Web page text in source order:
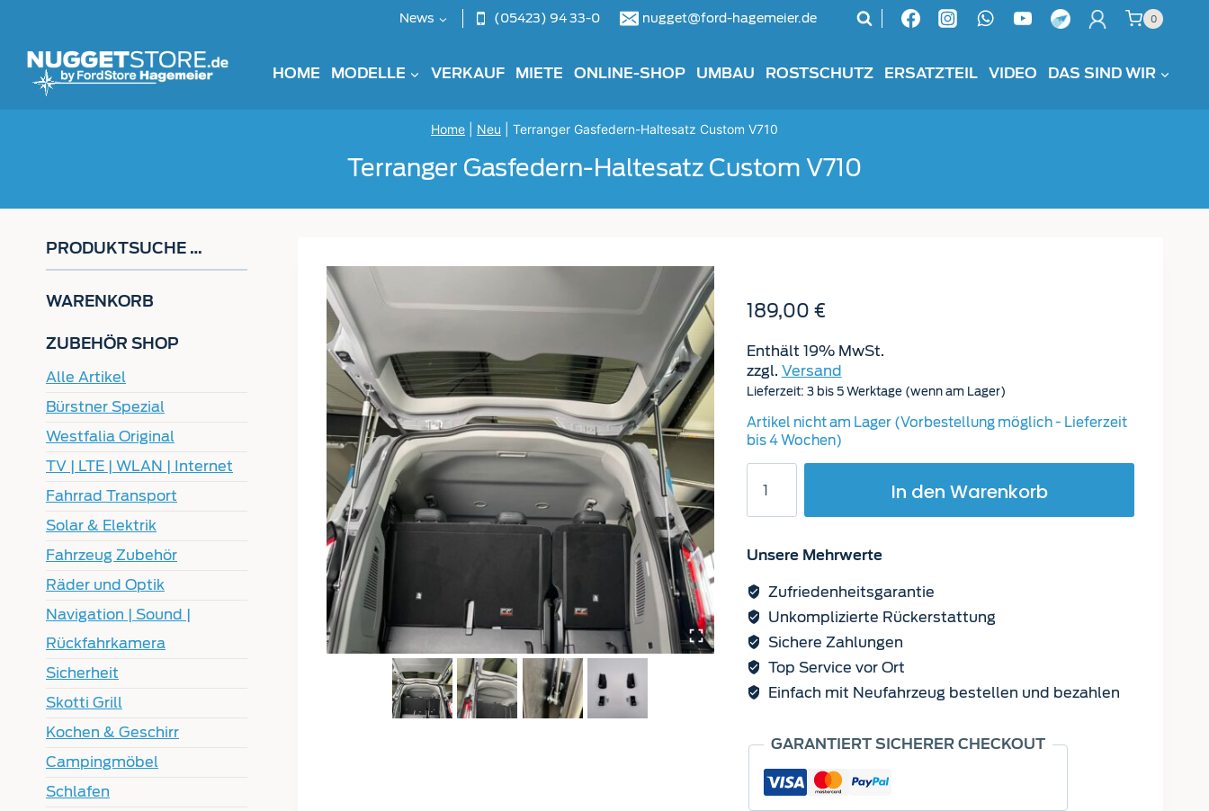
springen
News (05423) 94 33-0 nugget@ford-hagemeier.de 0
HOME MODELLE VERKAUF MIETE ONLINE-SHOP UMBAU ROSTSCHUTZ ERSATZTEIL VIDEO DAS SIND WIR
Home Neu Terranger Gasfedern-Haltesatz Custom V710
Terranger Gasfedern-Haltesatz Custom V710
189,00 €
Enthält 19% MwSt.
zzgl. Versand
Lieferzeit: 3 bis 5 Werktage (wenn am Lager)
Artikel nicht am Lager (Vorbestellung möglich - Lieferzeit
bis 4 Wochen)
Gasfedern-
Haltesatz
V710
In den Warenkorb
Unsere Mehrwerte
Zufriedenheitsgarantie
Unkomplizierte Rückerstattung
Sichere Zahlungen
Top Service vor Ort
Einfach mit Neufahrzeug bestellen und bezahlen
GARANTIERT SICHERER CHECKOUT
PRODUKTSUCHE …
WARENKORB
ZUBEHÖR SHOP
Alle Artikel
Bürstner Spezial
Westfalia Original
TV | LTE | WLAN | Internet
Fahrrad Transport
Solar & Elektrik
Fahrzeug Zubehör
Räder und Optik
Navigation | Sound |
Rückfahrkamera
Sicherheit
Skotti Grill
Kochen & Geschirr
Campingmöbel
Schlafen
Custom